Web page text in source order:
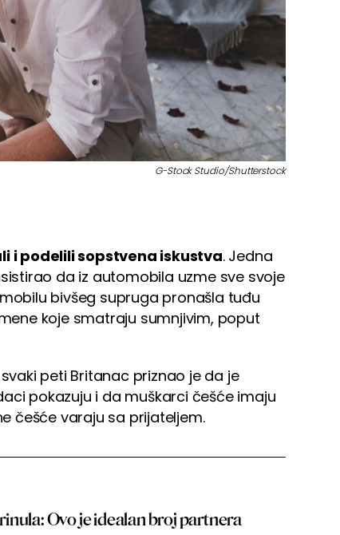
G-Stock Studio/Shutterstock
i podelili sopstvena iskustva. Jedna
da iz automobila uzme sve svoje
bivšeg supruga pronašla tuđu
koje smatraju sumnjivim, poput
peti Britanac priznao je da je
pokazuju i da muškarci češće imaju
češće varaju sa prijateljem.
Ovo je idealan broj partnera